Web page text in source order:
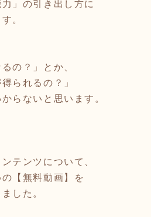
」の引き出し方に
。
の？」とか、
られるの？」
らないと思います。
テンツについて、
【無料動画】を
した。